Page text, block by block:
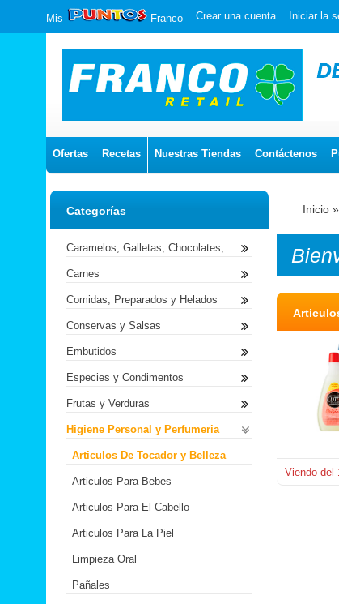
Mis Franco Crear una cuenta Iniciar la
Ofertas Recetas Nuestras Tiendas Contáctenos
Inicio »
Viendo del
Categorías
Caramelos, Galletas, Chocolates,
Carnes
Comidas, Preparados y Helados
Conservas y Salsas
Embutidos
Especies y Condimentos
Frutas y Verduras
Higiene Personal y Perfumeria
Articulos De Tocador y Belleza
Articulos Para Bebes
Articulos Para El Cabello
Articulos Para La Piel
Limpieza Oral
Pañales